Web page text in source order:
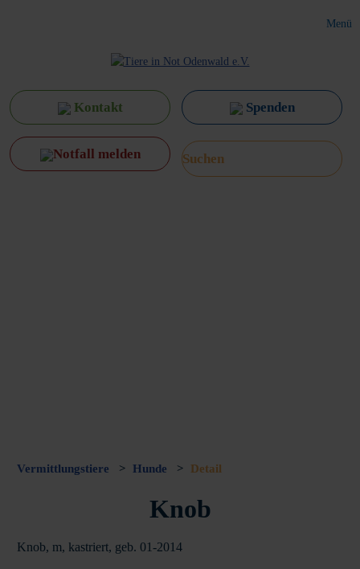
Menü
Kontakt Spenden
Notfall melden
Vermittlungstiere > Hunde > Detail
Knob
Knob, m, kastriert, geb. 01-2014